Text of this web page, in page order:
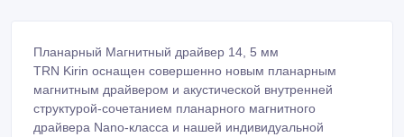
Планарный Магнитный драйвер 14, 5 мм
TRN Kirin оснащен совершенно новым планарным
магнитным драйвером и акустической внутренней
структурой-сочетанием планарного магнитного
драйвера Nano-класса и нашей индивидуальной